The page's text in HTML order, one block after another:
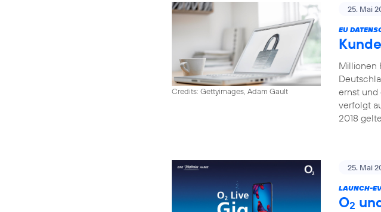
Credits: Gettyimages, Adam Gault
25. Mai
EU
Millionen
ernst und
verfolgt
2018
25. Mai
LAUNCH-
O2